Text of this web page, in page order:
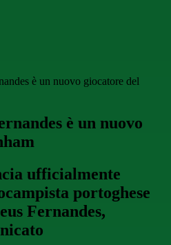
è un nuovo giocatore del
è un nuovo
ufficialmente
portoghese
Fernandes,